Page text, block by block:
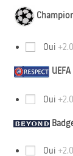
Oui
Oui
Oui